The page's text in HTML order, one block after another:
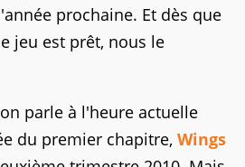
prochaine. Et dès que
jeu est prêt, nous le
parle à l'heure actuelle
du premier chapitre, Wings